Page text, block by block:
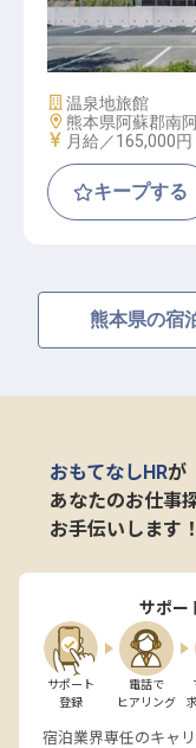
フロント
施設業態
温泉地旅館
勤務地
熊本県阿蘇郡南
給与
月給／165,000円
キープする
熊本県の宿
おもてなしHRが
あなたのお仕事
お手伝いします！
サポー
サポート
登録
電話で
ヒアリング
宿泊業界専任のキャ